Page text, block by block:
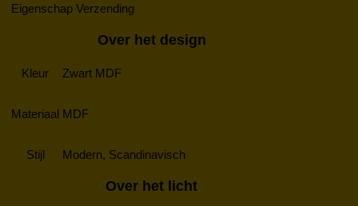
Eigenschap Verzending
Over het design
Kleur Zwart MDF
Materiaal MDF
Stijl Modern, Scandinavisch
Over het licht